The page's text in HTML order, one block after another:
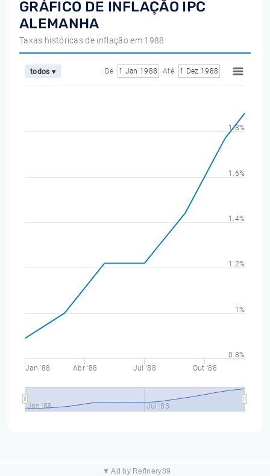
GRÁFICO DE INFLAÇÃO IPC
ALEMANHA
Taxas históricas de inflação em 1988
todos ▾ De 1 Jan 1988 Até 1 Dez 1988
Jan '88 Abr '88 Jul '88 Out '88
Jan '88 Jul '88
0.8%
1%
1.2%
1.4%
1.6%
1.8%
▼ Ad by Refinery89